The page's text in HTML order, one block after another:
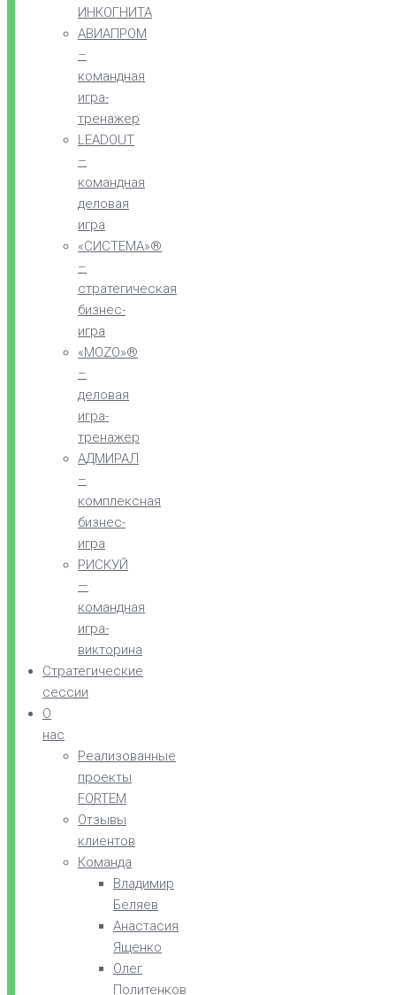
ИНКОГНИТА
АВИАПРОМ
–
командная
игра-
тренажер
LEADOUT
–
командная
деловая
игра
«СИСТЕМА»®
–
стратегическая
бизнес-
игра
«MOZO»®
–
деловая
игра-
тренажер
АДМИРАЛ
–
комплексная
бизнес-
игра
РИСКУЙ
—
командная
игра-
викторина
Стратегические
сессии
О
нас
Реализованные
проекты
FORTEM
Отзывы
клиентов
Команда
Владимир
Беляев
Анастасия
Ященко
Олег
Политенков